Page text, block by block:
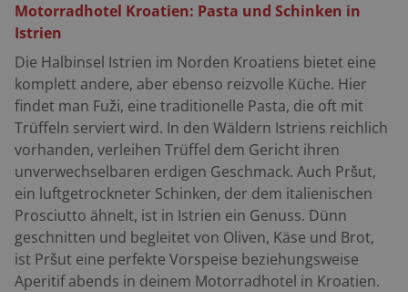
Motorradhotel Kroatien: Pasta und Schinken in
Istrien
Die Halbinsel Istrien im Norden Kroatiens bietet eine
komplett andere, aber ebenso reizvolle Küche. Hier
findet man Fuži, eine traditionelle Pasta, die oft mit
Trüffeln serviert wird. In den Wäldern Istriens reichlich
vorhanden, verleihen Trüffel dem Gericht ihren
unverwechselbaren erdigen Geschmack. Auch Pršut,
ein luftgetrockneter Schinken, der dem italienischen
Prosciutto ähnelt, ist in Istrien ein Genuss. Dünn
geschnitten und begleitet von Oliven, Käse und Brot,
ist Pršut eine perfekte Vorspeise beziehungsweise
Aperitif abends in deinem Motorradhotel in Kroatien.